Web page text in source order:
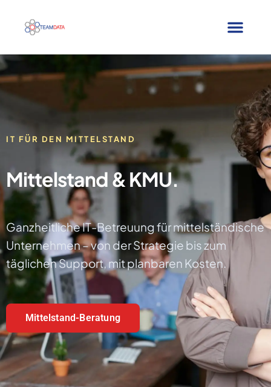
IT FÜR DEN MITTELSTAND
Mittelstand & KMU.
Ganzheitliche IT-Betreuung für mittelständische
Unternehmen – von der Strategie bis zum
täglichen Support, mit planbaren Kosten.
Mittelstand-Beratung